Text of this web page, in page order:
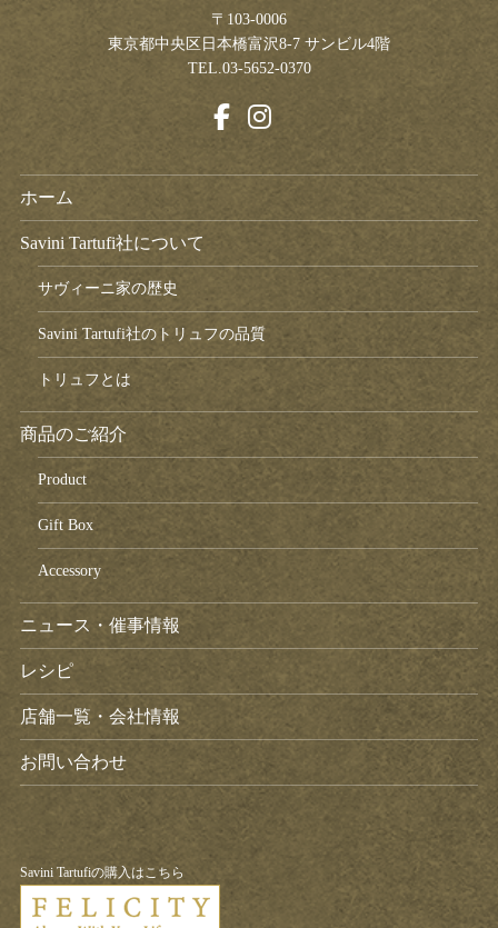
〒103-0006
東京都中央区日本橋富沢8-7 サンビル4階
TEL.03-5652-0370
ホーム
Savini Tartufi社について
サヴィーニ家の歴史
Savini Tartufi社のトリュフの品質
トリュフとは
商品のご紹介
Product
Gift Box
Accessory
ニュース・催事情報
レシピ
店舗一覧・会社情報
お問い合わせ
Savini Tartufiの購入はこちら